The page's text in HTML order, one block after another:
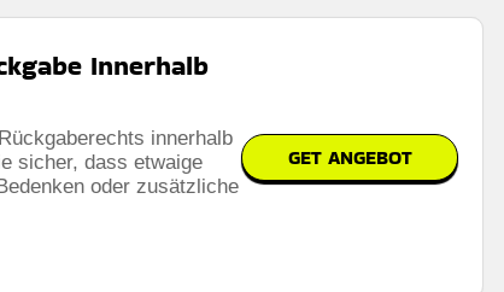
Innerhalb
innerhalb
sicher, dass etwaige
oder zusätzliche
GET ANGEBOT